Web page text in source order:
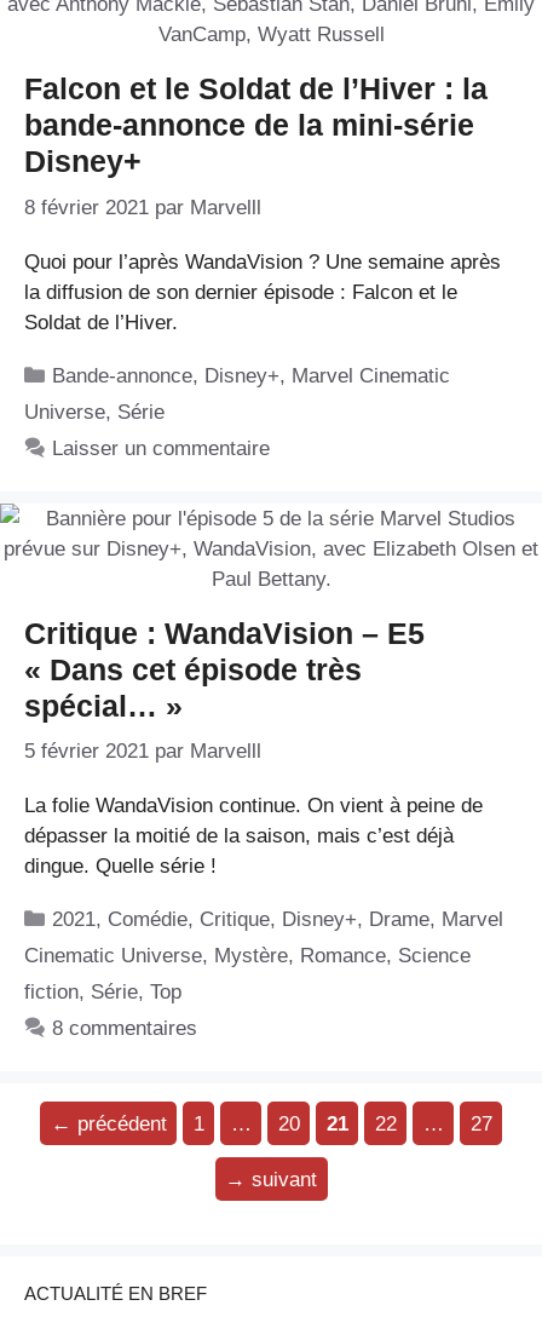
Falcon et le Soldat de l’Hiver : la
bande-annonce de la mini-série
Disney+
8 février 2021 par Marvelll
Quoi pour l’après WandaVision ? Une semaine après
la diffusion de son dernier épisode : Falcon et le
Soldat de l’Hiver.
Catégories
Bande-annonce, Disney+, Marvel Cinematic
Universe, Série
Laisser un commentaire
Critique : WandaVision – E5
« Dans cet épisode très
spécial… »
5 février 2021 par Marvelll
La folie WandaVision continue. On vient à peine de
dépasser la moitié de la saison, mais c’est déjà
dingue. Quelle série !
Catégories
2021, Comédie, Critique, Disney+, Drame, Marvel
Cinematic Universe, Mystère, Romance, Science
fiction, Série, Top
8 commentaires
← précédent Page
1 … Page
20 Page
21 Page
22 … Page
27
→ suivant
ACTUALITÉ EN BREF